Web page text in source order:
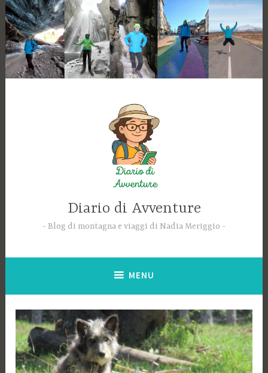
Skip
to
content
Diario di Avventure
Blog di montagna e viaggi di Nadia Meriggio
MENU